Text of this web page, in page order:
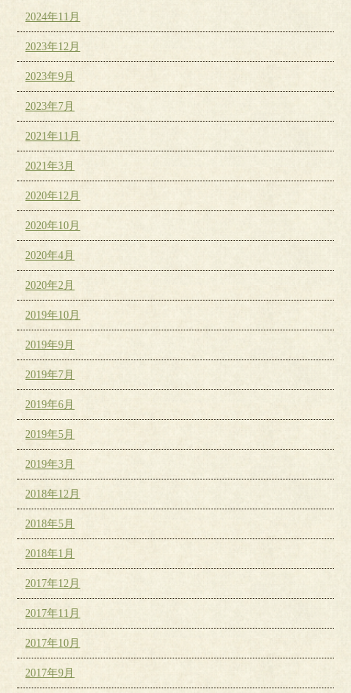
2024年11月
2023年12月
2023年9月
2023年7月
2021年11月
2021年3月
2020年12月
2020年10月
2020年4月
2020年2月
2019年10月
2019年9月
2019年7月
2019年6月
2019年5月
2019年3月
2018年12月
2018年5月
2018年1月
2017年12月
2017年11月
2017年10月
2017年9月